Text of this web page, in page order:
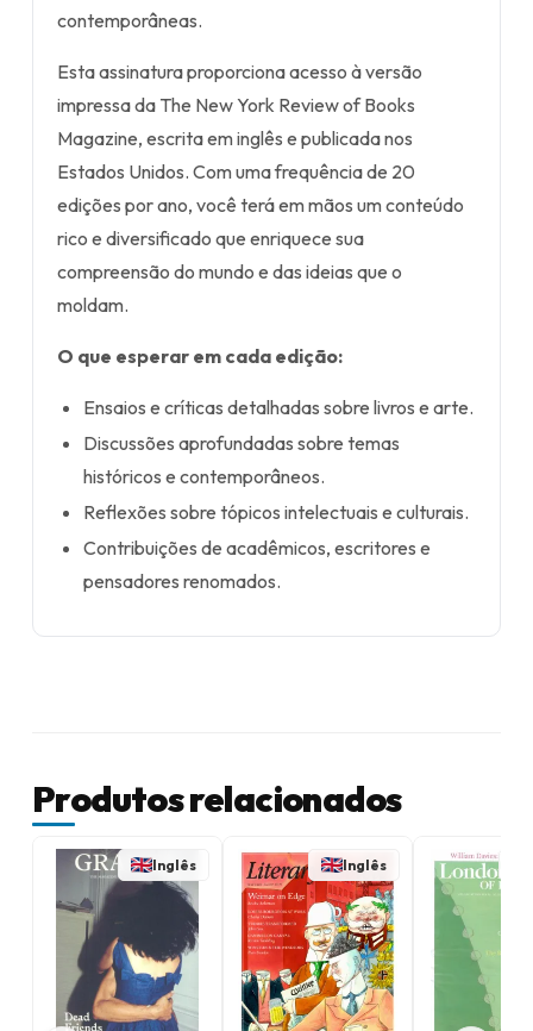
contemporâneas.
Esta assinatura proporciona acesso à versão
impressa da The New York Review of Books
Magazine, escrita em inglês e publicada nos
Estados Unidos. Com uma frequência de 20
edições por ano, você terá em mãos um conteúdo
rico e diversificado que enriquece sua
compreensão do mundo e das ideias que o
moldam.
O que esperar em cada edição:
Ensaios e críticas detalhadas sobre livros e arte.
Discussões aprofundadas sobre temas
históricos e contemporâneos.
Reflexões sobre tópicos intelectuais e culturais.
Contribuições de acadêmicos, escritores e
pensadores renomados.
Produtos relacionados
Inglês Inglês